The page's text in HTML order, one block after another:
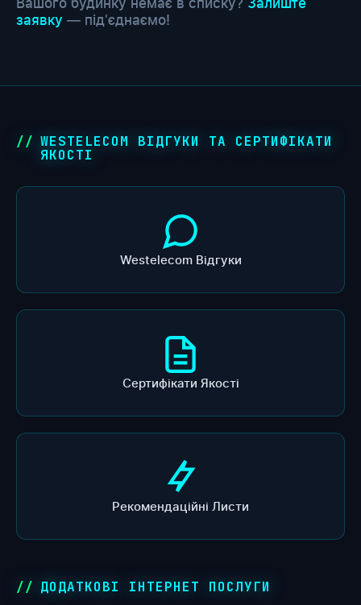
Вашого будинку немає в списку? Залиште
заявку — під'єднаємо!
WESTELECOM ВІДГУКИ ТА СЕРТИФІКАТИ
ЯКОСТІ
Westelecom Відгуки
Сертифікати Якості
Рекомендаційні Листи
ДОДАТКОВІ ІНТЕРНЕТ ПОСЛУГИ